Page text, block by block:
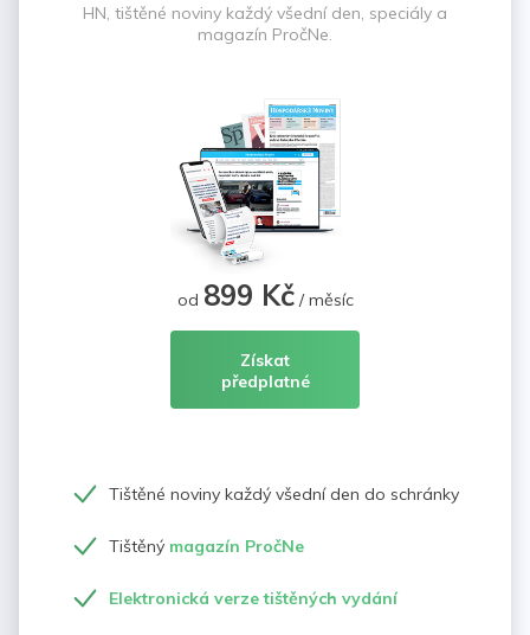
HN, tištěné noviny každý všední den, speciály a
magazín PročNe.
od 899 Kč/ měsíc
Získat
předplatné
Tištěné noviny každý všední den do schránky
Tištěný magazín PročNe
Elektronická verze tištěných vydání